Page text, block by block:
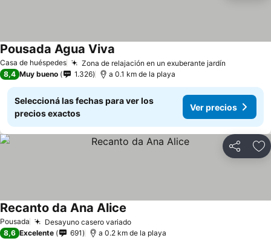
Casa de huéspedes Zona de relajación en un exuberante jardín
Pousada Agua Viva
8,4 Muy bueno 1.326 a 0.1 km de la playa
Seleccioná las fechas para ver los
precios exactos
Ver precios
Compartir
Pousada Desayuno casero variado
Recanto da Ana Alice
8,6 Excelente 691 a 0.2 km de la playa